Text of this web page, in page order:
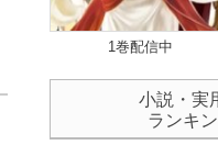
1巻配信中
小説・実
ランキ